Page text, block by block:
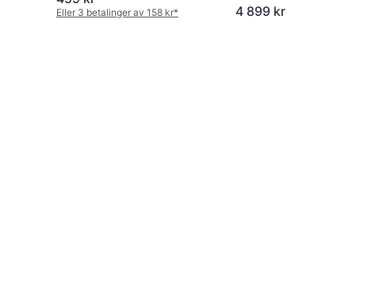
Eller 3 betalinger av 158 kr* 4 899 kr